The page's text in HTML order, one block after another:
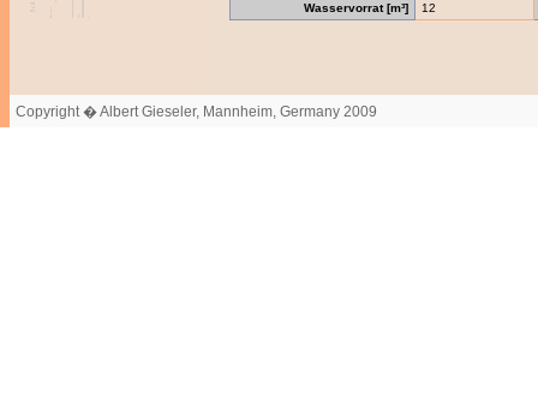
Wasservorrat [m³]
12
Copyright � Albert Gieseler, Mannheim, Germany 2009